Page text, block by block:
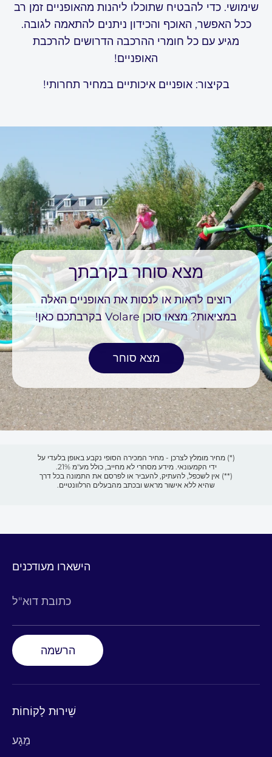
שימושי. כדי להבטיח שתוכלו ליהנות מהאופניים זמן רב
ככל האפשר, האוכף והכידון ניתנים להתאמה לגובה.
מגיע עם כל חומרי ההרכבה הדרושים להרכבת
האופניים!
בקיצור: אופניים איכותיים במחיר תחרותי!
מצא סוחר בקרבתך
רוצים לראות או לנסות את האופניים האלה
במציאות? מצאו סוכן Volare בקרבתכם כאן!
מצא סוחר
(*) מחיר מומלץ לצרכן - מחיר המכירה הסופי נקבע באופן בלעדי על
ידי הקמעונאי. מידע מסחרי לא מחייב, כולל מע"מ 21%.
(**) אין לשכפל, להעתיק, להעביר או לפרסם את התמונה בכל דרך
שהיא ללא אישור מראש ובכתב מהבעלים הרלוונטיים.
הישארו מעודכנים
כתובת דוא"ל
הרשמה
שֵׁירוּת לָקוֹחוֹת
מַגָע